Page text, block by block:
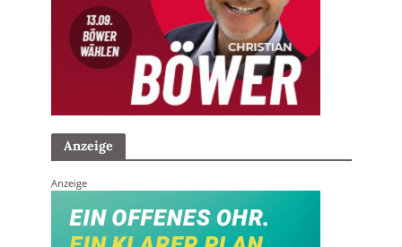
Anzeige
Anzeige